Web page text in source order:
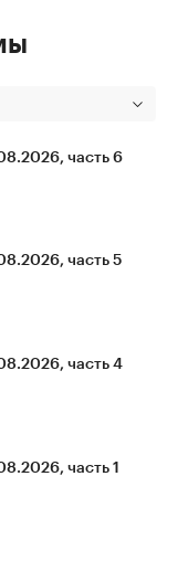
часть 6
часть 5
часть 4
часть 1